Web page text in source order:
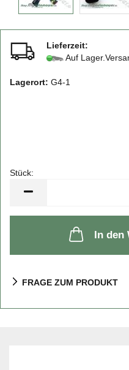
Lieferzeit:
Auf
Lagerort: G4-1
Stück:
In den
FRAGE ZUM PRODUKT